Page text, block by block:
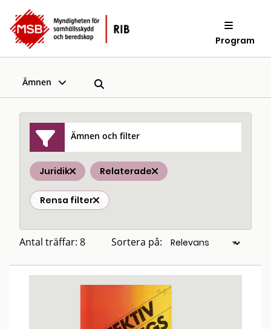
Program
Ämnen
Ämnen och filter
Juridik Relaterade
Rensa filter
Antal träffar: 8 Sortera på: